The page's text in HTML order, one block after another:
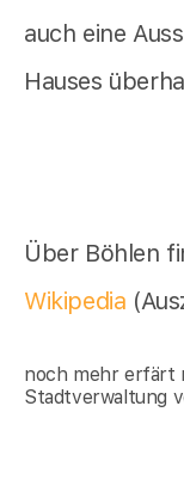
auch eine
Hauses
Über Böhlen
Wikipedia
noch mehr erfärt
Stadtverwaltung